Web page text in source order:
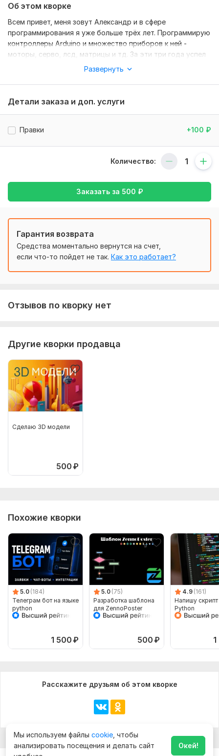
Об этом кворке
Всем привет, меня зовут Александр и в сфере
программирования я уже больше трёх лет. Программирую
контроллеры Arduino и множество приборов к ней -
моторы, серво, лсд, матрицы и тд. За эти три года успел
поучаствовать в двух конкурсах по работотехнике.
Нужно для заказа:
Как и для чего будет использоваться прошивка
Объем услуги в кворке:
Развернуть
Детали заказа и доп. услуги
Правки +100 ₽
Количество:
Заказать за 500 ₽
Гарантия возврата
Средства моментально вернутся на счет,
если что-то пойдет не так. Как это работает?
Отзывов по кворку нет
Другие кворки продавца
Сделаю 3D модели
500 ₽
Похожие кворки
5.0 (184)
Телеграм бот на языке
python
1 500 ₽
5.0 (75)
Разработка шаблона
для ZennoPoster
500 ₽
4.9 (161)
Напишу скрипт
Python
Расскажите друзьям об этом кворке
Мы используем файлы cookie , чтобы
анализировать посещения и делать сайт
Окей!